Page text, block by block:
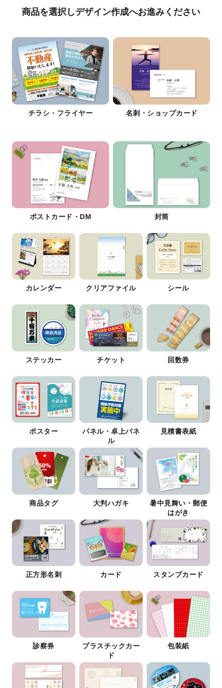
商品を選択しデザイン作成へお進みください
チラシ・フライヤー 名刺・ショップカード
ポストカード・DM 封筒
カレンダー クリアファイル シール
ステッカー チケット 回数券
ポスター
パネル・卓上パネ
ル
見積書表紙
商品タグ 大判ハガキ
暑中見舞い・郵便
はがき
正方形名刺 カード スタンプカード
診察券
プラスチックカー
ド
包装紙